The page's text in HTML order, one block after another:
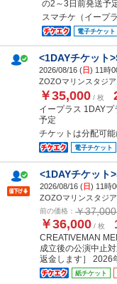
の2～3日前発送予
スマチケ（イープ
電子チケット
<1DAYチケット
2026/08/16 (日) 11時
ZOZOマリンスタジ
￥35,000 / 枚
イープラス 1DAY
予定
チケットは分配可
電子チケット
<1DAYチケット
2026/08/16 (日) 11時
ZOZOマリンスタジ
前の価格： ￥
￥36,000 / 枚
CREATIVEMAN
成立後の公演中止
返金します］ 2026
紙チケット